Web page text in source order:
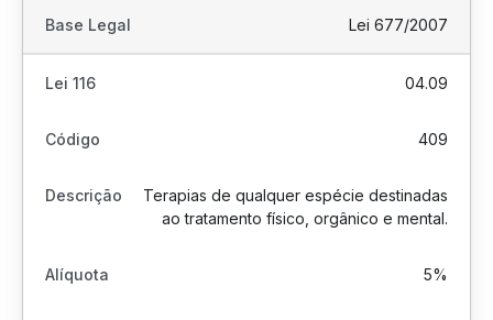
Lei 677/2007
04.09
409
Terapias de qualquer espécie destinadas
ao tratamento físico, orgânico e mental.
5%